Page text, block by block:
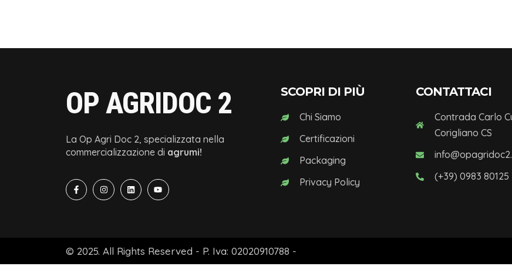
OP AGRIDOC 2
La Op Agri Doc 2, specializzata nella
commercializzazione di agrumi!
SCOPRI DI PIÙ
Chi Siamo
Certificazioni
Packaging
Privacy Policy
CONTATTACI
Contrada Carlo
Corigliano CS
(+39) 0983 80125
© 2025. All Rights Reserved - P. Iva: 02020910788 -